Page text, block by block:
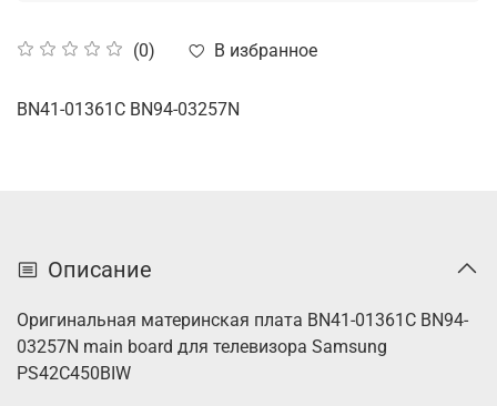
(0) В избранное
BN41-01361C BN94-03257N
Описание
Оригинальная материнская плата BN41-01361C BN94-
03257N main board для телевизора Samsung
PS42C450BIW